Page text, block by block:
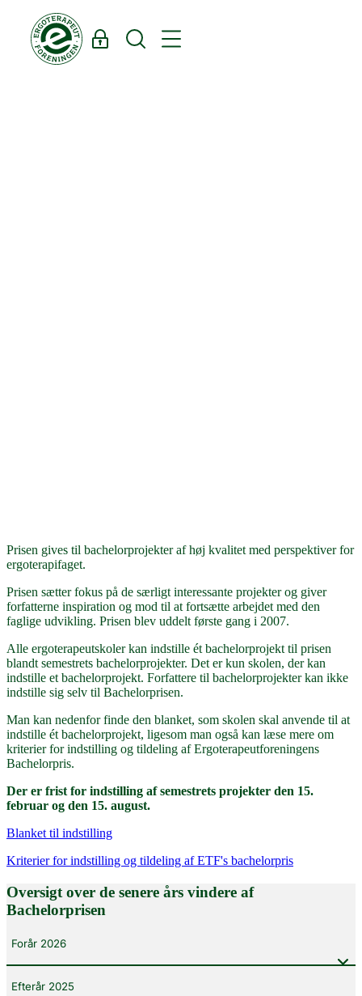
Log ind Søg
Prisen gives til bachelorprojekter af høj kvalitet med perspektiver for
ergoterapifaget.
Prisen sætter fokus på de særligt interessante projekter og giver
forfatterne inspiration og mod til at fortsætte arbejdet med den
faglige udvikling. Prisen blev uddelt første gang i 2007.
Alle ergoterapeutskoler kan indstille ét bachelorprojekt til prisen
blandt semestrets bachelorprojekter. Det er kun skolen, der kan
indstille et bachelorprojekt. Forfattere til bachelorprojekter kan ikke
indstille sig selv til Bachelorprisen.
Man kan nedenfor finde den blanket, som skolen skal anvende til at
indstille ét bachelorprojekt, ligesom man også kan læse mere om
kriterier for indstilling og tildeling af Ergoterapeutforeningens
Bachelorpris.
Der er frist for indstilling af semestrets projekter den 15.
februar og den 15. august.
Blanket til indstilling
Kriterier for indstilling og tildeling af ETF's bachelorpris
Oversigt over de senere års vindere af
Bachelorprisen
Forår 2026
Efterår 2025